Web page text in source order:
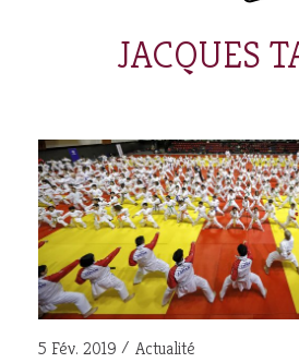
JACQUES
5 Fév. 2019 Actualité